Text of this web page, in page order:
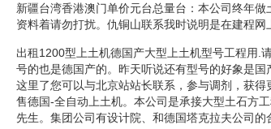
新疆台湾香港澳门单价元台总量台：本公司终年
资料着请勿打扰。仇铜山联系我时说明是在建程网
出租1200型上土机德国产大型上土机型号工程用.
号的也是德国产的。昨天听说还有型号的好象是
这里了您可以与北京站站长联系，参与调剂，获
售德国-全自动上土机。本公司是承接大型土石方
先生。集团公司有设计院、和德国塔克拉夫公司的